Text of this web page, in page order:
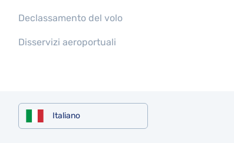
Declassamento del volo
Disservizi aeroportuali
Italiano